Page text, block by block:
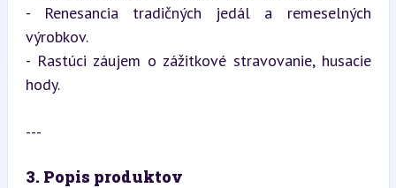
- Renesancia tradičných jedál a remeselných
výrobkov.
- Rastúci záujem o zážitkové stravovanie, husacie
hody.
---
3. Popis produktov